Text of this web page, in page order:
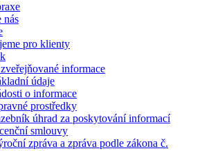
nás
pro klienty
informace
údaje
o informace
prostředky
úhrad za poskytování informací
smlouvy
zpráva a zpráva podle zákona č.